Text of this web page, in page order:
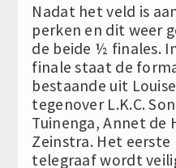
Nadat het veld is
perken en dit weer
de beide ½ finales.
finale staat de
bestaande uit
tegenover L.K.C.
Tuinenga, Annet de
Zeinstra. Het eerste
telegraaf wordt